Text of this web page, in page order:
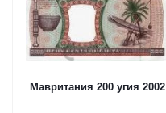
Мавритания 200 угия 2002